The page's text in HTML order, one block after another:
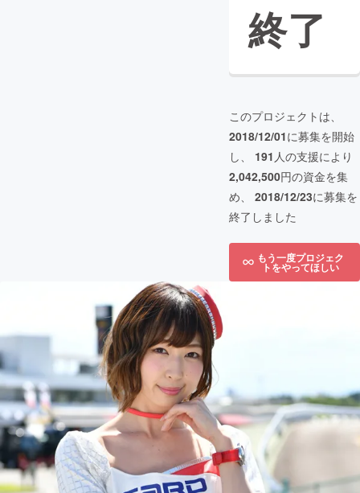
終了
このプロジェクトは、
2018/12/01に募集を開始
し、 191 人の支援により
2,042,500円の資金を集
め、 2018/12/23に募集を
終了しました
もう一度プロジェク
トをやってほしい